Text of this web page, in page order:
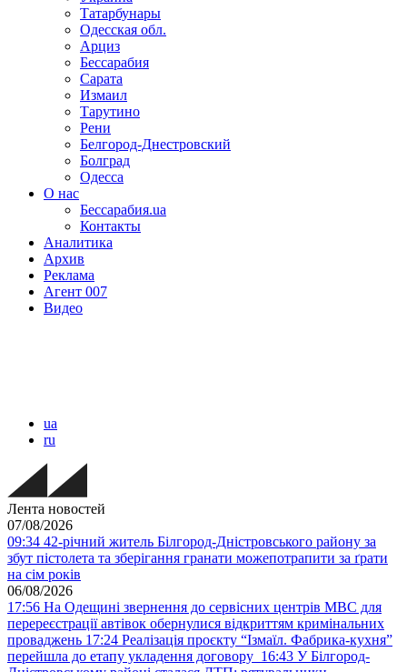
Татарбунары
Одесская обл.
Арциз
Бессарабия
Сарата
Измаил
Тарутино
Рени
Белгород-Днестровский
Болград
Одесса
О нас
Бессарабия.ua
Контакты
Аналитика
Архив
Реклама
Агент 007
Видео
ua
ru
Лента новостей
07/08/2026
09:34 42-річний житель Білгород-Дністровського району за
збут пістолета та зберігання гранати можепотрапити за ґрати
на сім років
06/08/2026
17:56 На Одещині звернення до сервісних центрів МВС для
перереєстрації автівок обернулися відкриттям кримінальних
проваджень 17:24 Реалізація проєкту “Ізмаїл. Фабрика-кухня”
перейшла до етапу укладення договору 16:43 У Білгород-